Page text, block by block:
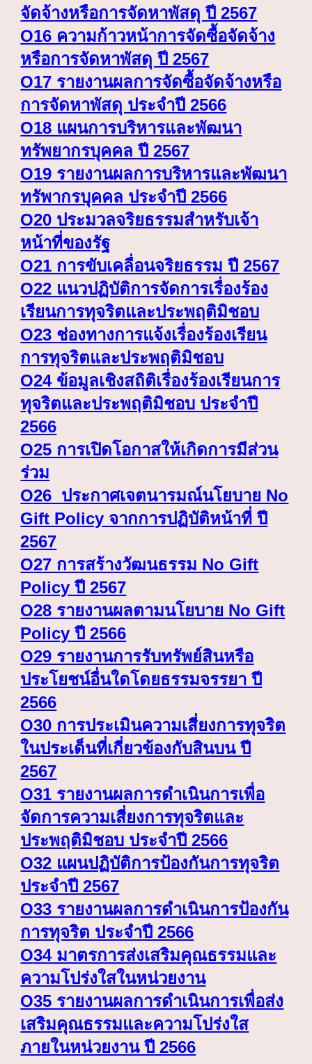
จัดจ้างหรือการจัดหาพัสดุ ปี 2567
O16 ความก้าวหน้าการจัดซื้อจัดจ้าง
หรือการจัดหาพัสดุ ปี 2567
O17 รายงานผลการจัดซื้อจัดจ้างหรือ
การจัดหาพัสดุ ประจำปี 2566
O18 แผนการบริหารและพัฒนา
ทรัพยากรบุคคล ปี 2567
O19 รายงานผลการบริหารและพัฒนา
ทรัพากรบุคคล ประจำปี 2566
O20 ประมวลจริยธรรมสำหรับเจ้า
หน้าที่ของรัฐ
O21 การขับเคลื่อนจริยธรรม ปี 2567
O22 แนวปฏิบัติการจัดการเรื่องร้อง
เรียนการทุจริตและประพฤติมิชอบ
O23 ช่องทางการแจ้งเรื่องร้องเรียน
การทุจริตและประพฤติมิชอบ
O24 ข้อมูลเชิงสถิติเรื่องร้องเรียนการ
ทุจริตและประพฤติมิชอบ ประจำปี
2566
O25 การเปิดโอกาสให้เกิดการมีส่วน
ร่วม
O26 ประกาศเจตนารมณ์นโยบาย No
Gift Policy จากการปฏิบัติหน้าที่ ปี
2567
O27 การสร้างวัฒนธรรม No Gift
Policy ปี 2567
O28 รายงานผลตามนโยบาย No Gift
Policy ปี 2566
O29 รายงานการรับทรัพย์สินหรือ
ประโยชน์อื่นใดโดยธรรมจรรยา ปี
2566
O30 การประเมินความเสี่ยงการทุจริต
ในประเด็นที่เกี่ยวข้องกับสินบน ปี
2567
O31 รายงานผลการดำเนินการเพื่อ
จัดการความเสี่ยงการทุจริตและ
ประพฤติมิชอบ ประจำปี 2566
O32 แผนปฏิบัติการป้องกันการทุจริต
ประจำปี 2567
O33 รายงานผลการดำเนินการป้องกัน
การทุจริต ประจำปี 2566
O34 มาตรการส่งเสริมคุณธรรมและ
ความโปร่งใสในหน่วยงาน
O35 รายงานผลการดำเนินการเพื่อส่ง
เสริมคุณธรรมและความโปร่งใส
ภายในหน่วยงาน ปี 2566